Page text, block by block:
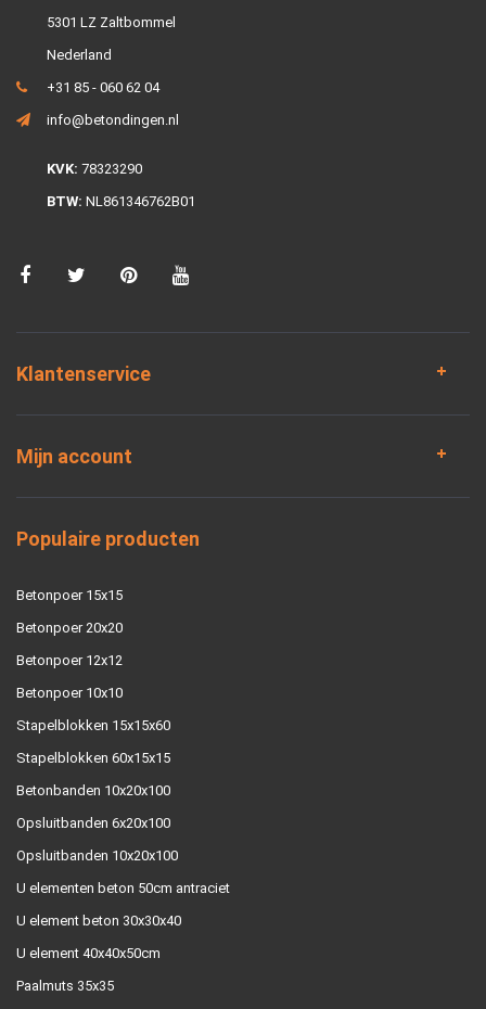
5301 LZ Zaltbommel
Nederland
+31 85 - 060 62 04
info@betondingen.nl
KVK: 78323290
BTW: NL861346762B01
Klantenservice
Mijn account
Populaire producten
Betonpoer 15x15
Betonpoer 20x20
Betonpoer 12x12
Betonpoer 10x10
Stapelblokken 15x15x60
Stapelblokken 60x15x15
Betonbanden 10x20x100
Opsluitbanden 6x20x100
Opsluitbanden 10x20x100
U elementen beton 50cm antraciet
U element beton 30x30x40
U element 40x40x50cm
Paalmuts 35x35